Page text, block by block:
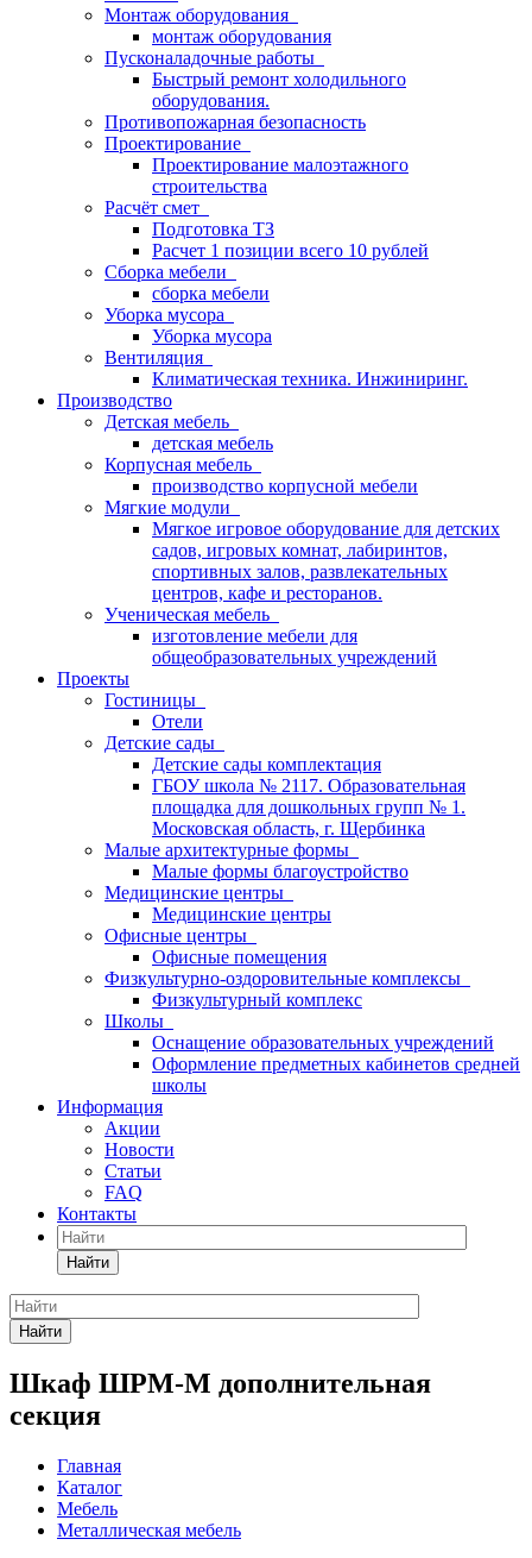
Монтаж оборудования
монтаж оборудования
Пусконаладочные работы
Быстрый ремонт холодильного
оборудования.
Противопожарная безопасность
Проектирование
Проектирование малоэтажного
строительства
Расчёт смет
Подготовка ТЗ
Расчет 1 позиции всего 10 рублей
Сборка мебели
сборка мебели
Уборка мусора
Уборка мусора
Вентиляция
Климатическая техника. Инжиниринг.
Производство
Детская мебель
детская мебель
Корпусная мебель
производство корпусной мебели
Мягкие модули
Мягкое игровое оборудование для детских
садов, игровых комнат, лабиринтов,
спортивных залов, развлекательных
центров, кафе и ресторанов.
Ученическая мебель
изготовление мебели для
общеобразовательных учреждений
Проекты
Гостиницы
Отели
Детские сады
Детские сады комплектация
ГБОУ школа № 2117. Образовательная
площадка для дошкольных групп № 1.
Московская область, г. Щербинка
Малые архитектурные формы
Малые формы благоустройство
Медицинские центры
Медицинские центры
Офисные центры
Офисные помещения
Физкультурно-оздоровительные комплексы
Физкультурный комплекс
Школы
Оснащение образовательных учреждений
Оформление предметных кабинетов средней
школы
Информация
Акции
Новости
Статьи
FAQ
Контакты
Найти
Найти
Шкаф ШРМ-М дополнительная
секция
Главная
Каталог
Мебель
Металлическая мебель